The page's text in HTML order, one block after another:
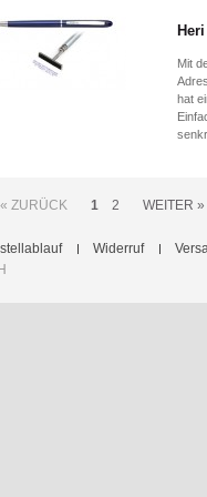
Mit
hat
« ZURÜCK 1 2 WEITER »
Widerruf